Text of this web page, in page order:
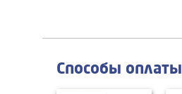
Способы оплаты